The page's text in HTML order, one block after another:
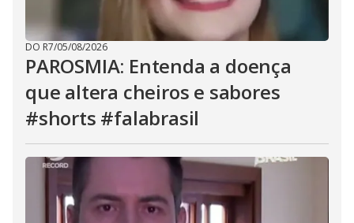
DO R7/05/08/2026
PAROSMIA: Entenda a doença
que altera cheiros e sabores
#shorts #falabrasil